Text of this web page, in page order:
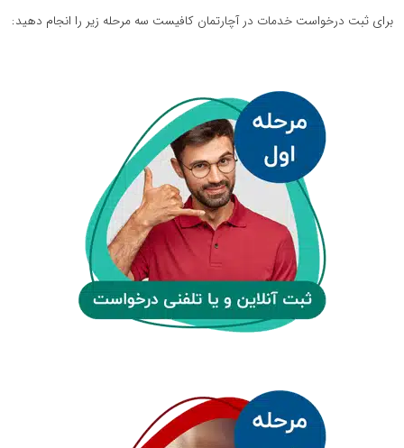
برای ثبت درخواست خدمات در آچارتمان کافیست سه مرحله زیر را انجام دهید: